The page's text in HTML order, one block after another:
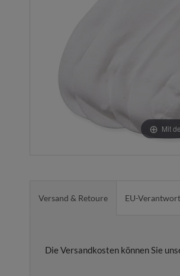
Mit
Versand & Retoure EU-
Die Versandkosten können Sie